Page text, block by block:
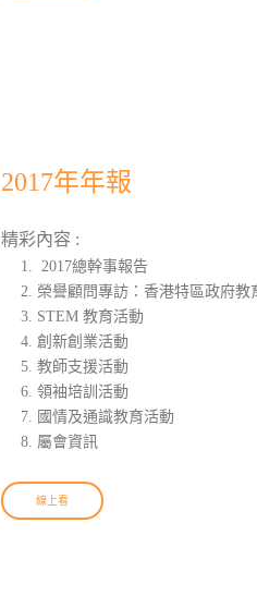
2017年年報
精彩內容 :
2017總幹事報告
榮譽顧問專訪：香港特區政府教
STEM 教育活動
創新創業活動
教師支援活動
領袖培訓活動
國情及通識教育活動
屬會資訊
線上看